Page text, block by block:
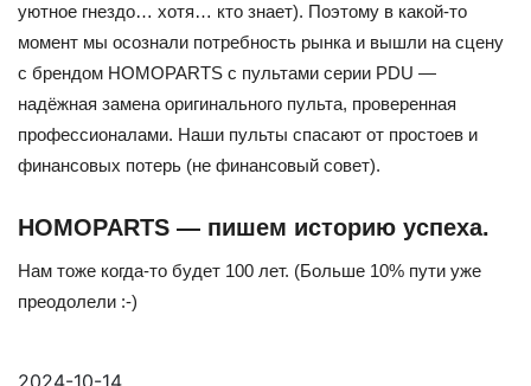
уютное гнездо… хотя… кто знает). Поэтому в какой-то
момент мы осознали потребность рынка и вышли на сцену
с брендом HOMOPARTS с пультами серии PDU —
надёжная замена оригинального пульта, проверенная
профессионалами. Наши пульты спасают от простоев и
финансовых потерь (не финансовый совет).
HOMOPARTS — пишем историю успеха.
Нам тоже когда-то будет 100 лет. (Больше 10% пути уже
преодолели :-)